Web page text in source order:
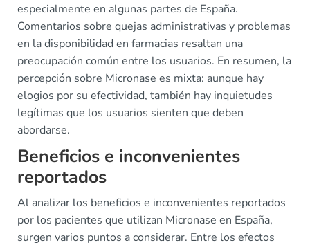
especialmente en algunas partes de España.
Comentarios sobre quejas administrativas y problemas
en la disponibilidad en farmacias resaltan una
preocupación común entre los usuarios. En resumen, la
percepción sobre Micronase es mixta: aunque hay
elogios por su efectividad, también hay inquietudes
legítimas que los usuarios sienten que deben
abordarse.
Beneficios e inconvenientes
reportados
Al analizar los beneficios e inconvenientes reportados
por los pacientes que utilizan Micronase en España,
surgen varios puntos a considerar. Entre los efectos